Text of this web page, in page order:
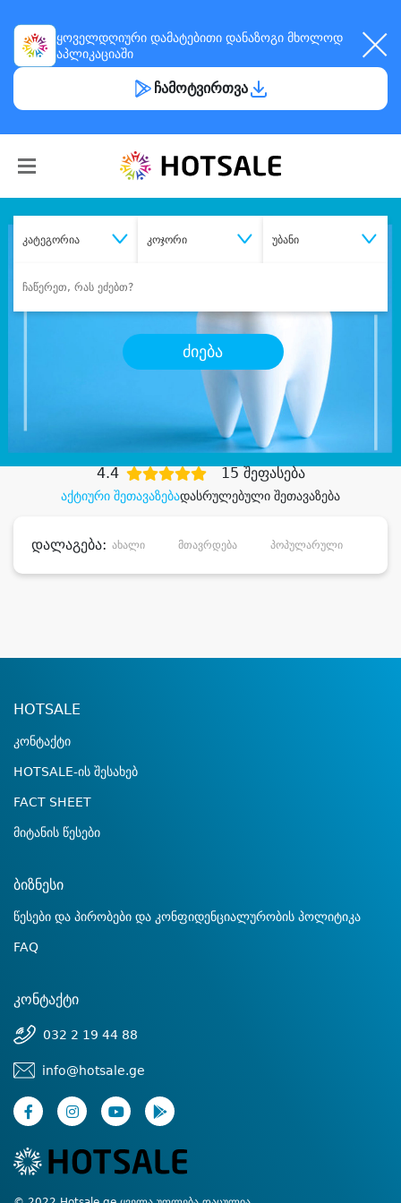
ყოველდღიური დამატებითი დანაზოგი მხოლოდ
აპლიკაციაში
ჩამოტვირთვა
კატეგორია კოჯორი უბანი
ძიება
სასურველი მომსახურება
დიდი დანაზოგით
აქტიური შეთავაზებადასრულებული შეთავაზება
4.4 15 შეფასება
დალაგება: ახალი მთავრდება პოპულარული
HOTSALE
კონტაქტი
HOTSALE-ის შესახებ
FACT SHEET
მიტანის წესები
ბიზნესი
წესები და პირობები და კონფიდენციალურობის პოლიტიკა
FAQ
კონტაქტი
032 2 19 44 88
info@hotsale.ge